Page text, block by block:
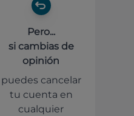
Pero...
si cambias de
opinión
puedes cancelar
tu cuenta en
cualquier